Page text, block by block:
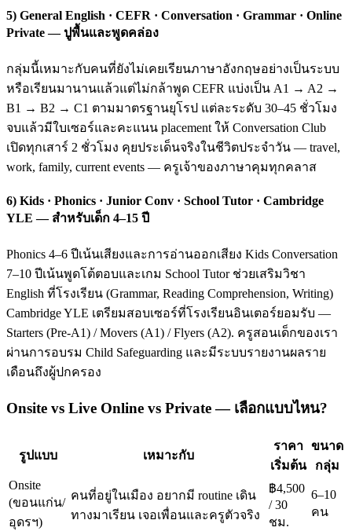
5) General English · CEFR · Conversation · Grammar · Online
Private — ปูพื้นและพูดคล่อง
กลุ่มนี้เหมาะกับคนที่ยังไม่เคยเรียนภาษาอังกฤษอย่างเป็นระบบ
หรือเรียนมานานแล้วแต่ไม่กล้าพูด CEFR แบ่งเป็น A1 → A2 →
B1 → B2 → C1 ตามมาตรฐานยุโรป แต่ละระดับ 30–45 ชั่วโมง
จบแล้วมีใบเซอร์และคะแนน placement ให้ Conversation Club
เปิดทุกเสาร์ 2 ชั่วโมง คุยประเด็นจริงในชีวิตประจำวัน — travel,
work, family, current events — ครูเจ้าของภาษาคุมทุกคลาส
6) Kids · Phonics · Junior Conv · School Tutor · Cambridge
YLE — สำหรับเด็ก 4–15 ปี
Phonics 4–6 ปีเน้นเสียงและการอ่านออกเสียง Kids Conversation
7–10 ปีเน้นพูดโต้ตอบและเกม School Tutor ช่วยเสริมวิชา
English ที่โรงเรียน (Grammar, Reading Comprehension, Writing)
Cambridge YLE เตรียมสอบเซอร์ที่โรงเรียนอินเตอร์ยอมรับ —
Starters (Pre-A1) / Movers (A1) / Flyers (A2). ครูสอนเด็กของเรา
ผ่านการอบรม Child Safeguarding และมีระบบรายงานผลราย
เดือนถึงผู้ปกครอง
Onsite vs Live Online vs Private — เลือกแบบไหน?
รูปแบบ เหมาะกับ
ราคา
เริ่มต้น
ขนาด
กลุ่ม
Onsite
(ขอนแก่น/
อุดรฯ)
คนที่อยู่ในเมือง อยากมี routine เดิน
ทางมาเรียน เจอเพื่อนและครูตัวจริง
฿4,500
/ 30
ชม.
6–10
คน